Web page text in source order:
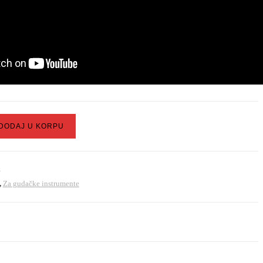
DODAJ U KORPU
Za gudačke instrumente